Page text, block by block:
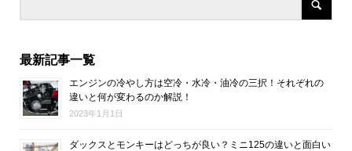
最新記事一覧
エンジンの冷やし方は空冷・水冷・油冷の三択！それぞれの
違いと何が変わるのか解説！
2023年1月1日
ダックスとモンキーはどっちが良い？ミニ125の違いと面白い